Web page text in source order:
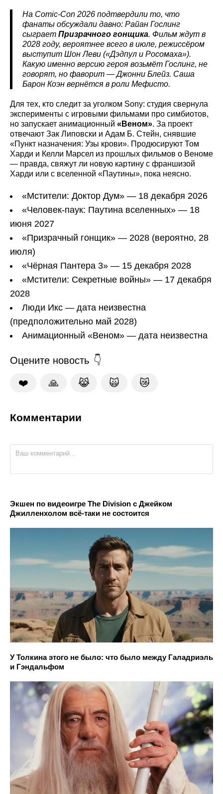
На Comic-Con 2026 подтвердили то, что
фанаты обсуждали давно: Райан Гослинг
сыграет Призрачного гонщика. Фильм ждут в
2028 году, вероятнее всего в июле, режиссёром
выступит Шон Леви («Дэдпул и Росомаха»).
Какую именно версию героя возьмёт Гослинг, не
говорят, но фаворит — Джонни Блейз. Саша
Барон Коэн вернётся в роли Мефисто.
Для тех, кто следит за уголком Sony: студия свернула
эксперименты с игровыми фильмами про симбиотов,
но запускает анимационный «Веном». За проект
отвечают Зак Липовски и Адам Б. Стейн, снявшие
«Пункт назначения: Узы крови». Продюсируют Том
Харди и Келли Марсел из прошлых фильмов о Веноме
— правда, свяжут ли новую картину с франшизой
Харди или с вселенной «Паутины», пока неясно.
«Мстители: Доктор Дум» — 18 декабря 2026
«Человек-паук: Паутина вселенных» — 18
июня 2027
«Призрачный гонщик» — 2028 (вероятно, 28
июля)
«Чёрная Пантера 3» — 15 декабря 2028
«Мстители: Секретные войны» — 17 декабря
2028
Люди Икс — дата неизвестна
(предположительно май 2028)
Анимационный «Веном» — дата неизвестна
Оцените новость
❤️ 🙏 😹 🙀 😿
Комментарии
Экшен по видеоигре The Division с Джейком
Джилленхолом всё-таки не состоится
У Толкина этого не было: что было между Галадриэль
и Гэндальфом